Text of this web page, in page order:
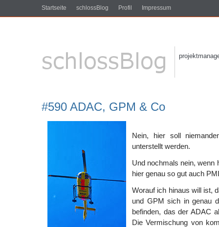
Startseite schlossBlog Profil Impressum
#590 ADAC, GPM & Co
Nein, hier soll
unterstellt werden.
Und nochmals nein, wenn
hier genau so gut auch
Worauf ich hinaus will ist,
und GPM sich in genau
befinden, das der ADAC
Die Vermischung von